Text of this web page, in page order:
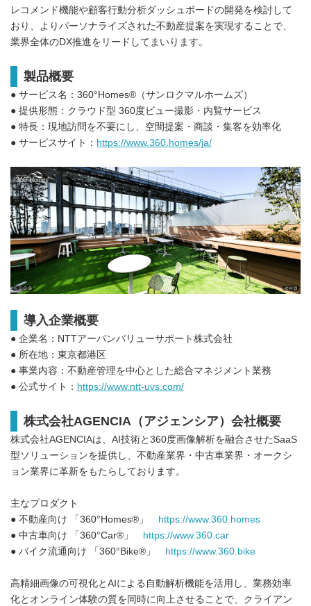
レコメンド機能や顧客行動分析ダッシュボードの開発を検討して
おり、よりパーソナライズされた不動産提案を実現することで、
業界全体のDX推進をリードしてまいります。
製品概要
● サービス名：360°Homes®（サンロクマルホームズ）
● 提供形態：クラウド型 360度ビュー撮影・内覧サービス
● 特長：現地訪問を不要にし、空間提案・商談・集客を効率化
● サービスサイト： https://www.360.homes/ja/
導入企業概要
● 企業名：NTTアーバンバリューサポート株式会社
● 所在地：東京都港区
● 事業内容：不動産管理を中心とした総合マネジメント業務
● 公式サイト： https://www.ntt-uvs.com/
株式会社AGENCIA（アジェンシア）会社概要
株式会社AGENCIAは、AI技術と360度画像解析を融合させたSaaS
型ソリューションを提供し、不動産業界・中古車業界・オークシ
ョン業界に革新をもたらしております。
主なプロダクト
● 不動産向け 「360°Homes®」
https://www.360.homes
● 中古車向け 「360°Car®」
https://www.360.car
● バイク流通向け 「360°Bike®」
https://www.360.bike
高精細画像の可視化とAIによる自動解析機能を活用し、業務効率
化とオンライン体験の質を同時に向上させることで、クライアン